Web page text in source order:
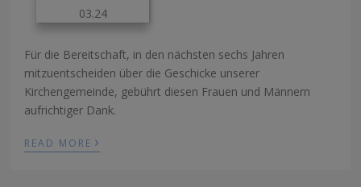
Für die Bereitschaft, in den nächsten sechs Jahren
mitzuentscheiden über die Geschicke unserer
Kirchengemeinde, gebührt diesen Frauen und Männern
aufrichtiger Dank.
READ MORE ›